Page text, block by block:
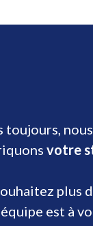
toujours,
votre
plus
est à